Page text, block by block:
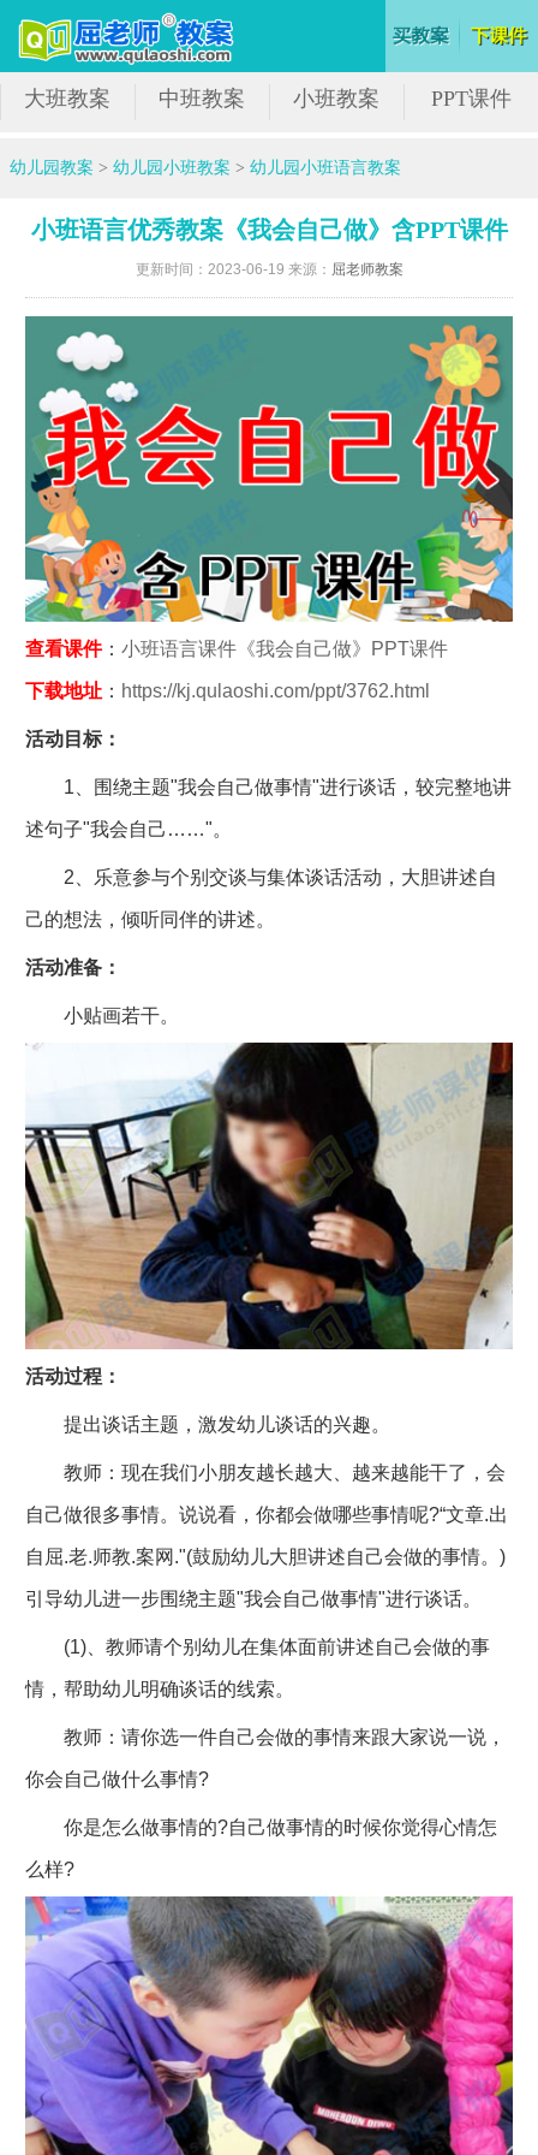
大班教案 中班教案 小班教案 PPT课件
幼儿园教案 >幼儿园小班教案 >幼儿园小班语言教案
小班语言优秀教案《我会自己做》含PPT课件
更新时间：2023-06-19 来源： 屈老师教案
查看课件： 小班语言课件《我会自己做》PPT课件
下载地址： https://kj.qulaoshi.com/ppt/3762.html
活动目标：
1、围绕主题"我会自己做事情"进行谈话，较完整地讲
述句子"我会自己……"。
2、乐意参与个别交谈与集体谈话活动，大胆讲述自
己的想法，倾听同伴的讲述。
活动准备：
小贴画若干。
活动过程：
提出谈话主题，激发幼儿谈话的兴趣。
教师：现在我们小朋友越长越大、越来越能干了，会
自己做很多事情。说说看，你都会做哪些事情呢?“文章.出
自屈.老.师教.案网."(鼓励幼儿大胆讲述自己会做的事情。)
引导幼儿进一步围绕主题"我会自己做事情"进行谈话。
(1)、教师请个别幼儿在集体面前讲述自己会做的事
情，帮助幼儿明确谈话的线索。
教师：请你选一件自己会做的事情来跟大家说一说，
你会自己做什么事情?
你是怎么做事情的?自己做事情的时候你觉得心情怎
么样?